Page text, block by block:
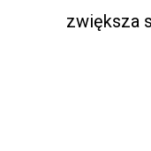
zwiększa